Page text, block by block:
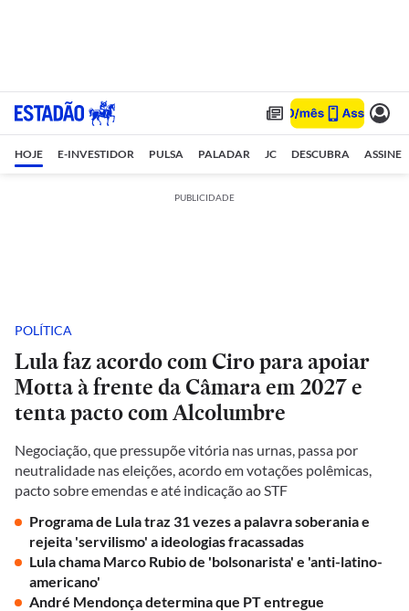
HOJE E-INVESTIDOR PULSA PALADAR JC DESCUBRA ASSINE
PUBLICIDADE
POLÍTICA
Lula faz acordo com Ciro para apoiar
Motta à frente da Câmara em 2027 e
tenta pacto com Alcolumbre
Negociação, que pressupõe vitória nas urnas, passa por
neutralidade nas eleições, acordo em votações polêmicas,
pacto sobre emendas e até indicação ao STF
Programa de Lula traz 31 vezes a palavra soberania e
rejeita 'servilismo' a ideologias fracassadas
Lula chama Marco Rubio de 'bolsonarista' e 'anti-latino-
americano'
André Mendonça determina que PT entregue